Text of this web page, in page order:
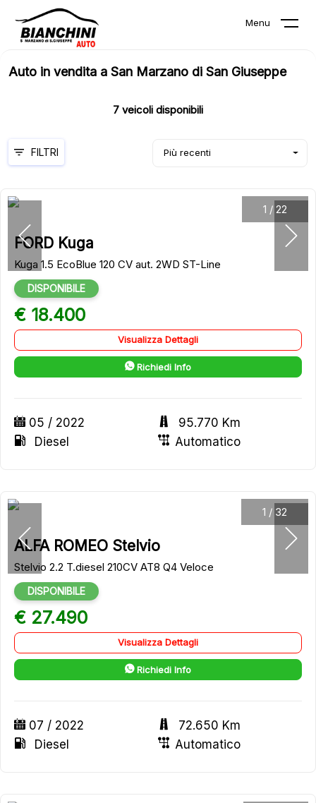
Menu
Auto in vendita a San Marzano di San Giuseppe
7 veicoli disponibili
Più recenti
FILTRI
1 / 22
FORD Kuga
Kuga 1.5 EcoBlue 120 CV aut. 2WD ST-Line
DISPONIBILE
€ 18.400
Visualizza Dettagli
Richiedi Info
05 / 2022
95.770 Km
Diesel
Automatico
1 / 32
ALFA ROMEO Stelvio
Stelvio 2.2 T.diesel 210CV AT8 Q4 Veloce
DISPONIBILE
€ 27.490
Visualizza Dettagli
Richiedi Info
07 / 2022
72.650 Km
Diesel
Automatico